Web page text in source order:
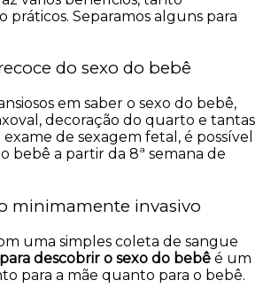
práticos. Separamos alguns para
do sexo do bebê
em saber o sexo do bebê,
decoração do quarto e tantas
exame de sexagem fetal, é possível
bebê a partir da 8ª semana de
minimamente invasivo
uma simples coleta de sangue
descobrir o sexo do bebê é um
para a mãe quanto para o bebê.